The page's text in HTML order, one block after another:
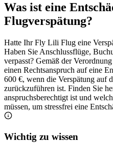
Was ist eine
Flugverspätung?
Hatte Ihr Fly Lili Flug eine
Haben Sie Anschlussflüge,
verpasst? Gemäß der
einen Rechtsanspruch auf eine
600 €, wenn die Verspätung auf
zurückzuführen ist. Finden Sie
anspruchsberechtigt ist und
müssen, um stressfrei eine
Wichtig zu wissen